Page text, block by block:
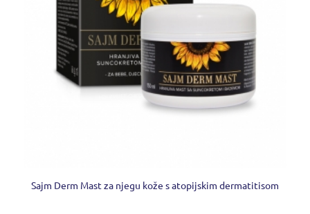
Sajm Derm Mast za njegu kože s atopijskim dermatitisom